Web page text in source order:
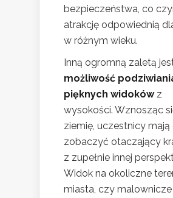
bezpieczeństwa, co
atrakcję odpowiednią
w różnym wieku.
Inną ogromną zaletą
możliwość
pięknych widokówz
wysokości. Wznosząc
ziemię, uczestnicy mają
zobaczyć otaczający
z zupełnie innej
Widok na okoliczne
miasta, czy malownicze